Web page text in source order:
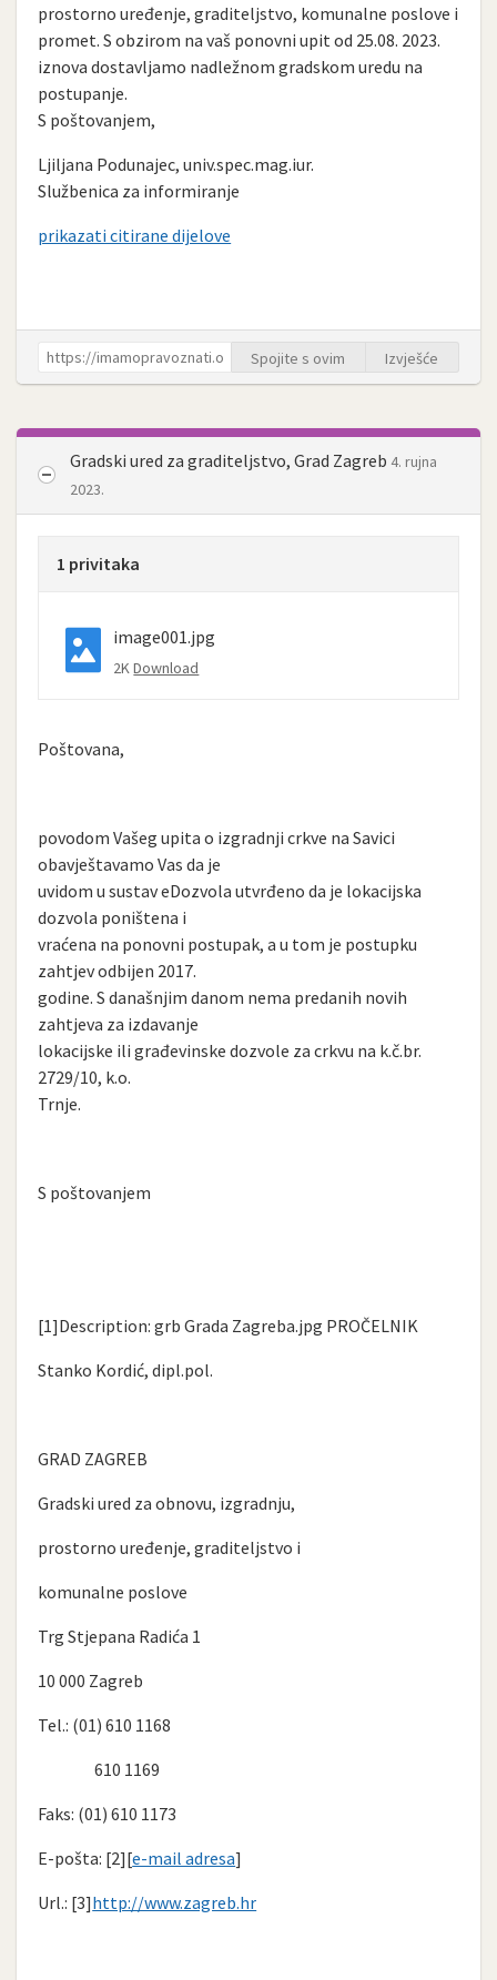
prostorno uređenje, graditeljstvo, komunalne poslove i
promet. S obzirom na vaš ponovni upit od 25.08. 2023.
iznova dostavljamo nadležnom gradskom uredu na
postupanje.
S poštovanjem,
Ljiljana Podunajec, univ.spec.mag.iur.
Službenica za informiranje
prikazati citirane dijelove
Spojite s ovim Izvješće
Gradski ured za graditeljstvo, Grad Zagreb 4. rujna
2023.
1 privitaka
image001.jpg
2KDownload
Poštovana,
povodom Vašeg upita o izgradnji crkve na Savici
obavještavamo Vas da je
uvidom u sustav eDozvola utvrđeno da je lokacijska
dozvola poništena i
vraćena na ponovni postupak, a u tom je postupku
zahtjev odbijen 2017.
godine. S današnjim danom nema predanih novih
zahtjeva za izdavanje
lokacijske ili građevinske dozvole za crkvu na k.č.br.
2729/10, k.o.
Trnje.
S poštovanjem
[1]Description: grb Grada Zagreba.jpg PROČELNIK
Stanko Kordić, dipl.pol.
GRAD ZAGREB
Gradski ured za obnovu, izgradnju,
prostorno uređenje, graditeljstvo i
komunalne poslove
Trg Stjepana Radića 1
10 000 Zagreb
Tel.: (01) 610 1168
610 1169
Faks: (01) 610 1173
E-pošta: [2][e-mail adresa]
Url.: [3]http://www.zagreb.hr